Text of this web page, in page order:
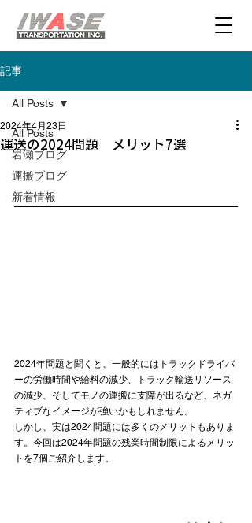
記事
All Posts
岩瀬ブログ
運搬ブログ
新着情報
All Posts
運送の2024問題 メリット7選
2024年4月23日
2024年問題と聞くと、一般的にはトラックドライバ
ーの労働時間や給料の減少、トラック輸送リソース
の減少、そしてモノの運搬に支障が出るなど、ネガ
ティブなイメージが強いかもしれません。
しかし、実は2024問題には多くのメリットもありま
す。今回は2024年問題の残業時間制限によるメリッ